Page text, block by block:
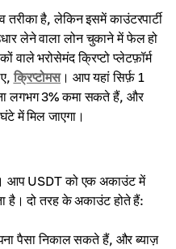
है, लेकिन इसमें काउंटरपार्टी
लेने वाला लोन चुकाने में फेल हो
भरोसेमंद क्रिप्टो प्लेटफ़ॉर्म
क्रिप्टोमस। आप यहां सिर्फ़ 1
लगभग 3% कमा सकते हैं, और
में मिल जाएगा।
आप USDT को एक अकाउंट में
है। दो तरह के अकाउंट होते हैं:
पैसा निकाल सकते हैं, और ब्याज़